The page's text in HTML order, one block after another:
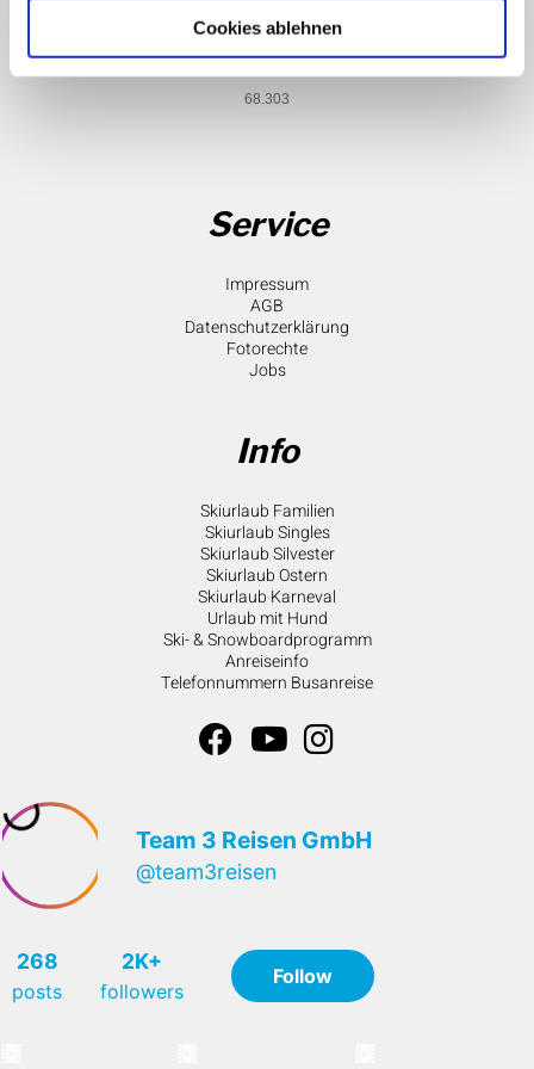
Cookies ablehnen
Archiv
Bed & Ski
Skiurlaub
68.303
Service
Impressum
AGB
Datenschutzerklärung
Fotorechte
Jobs
Info
Skiurlaub Familien
Skiurlaub Singles
Skiurlaub Silvester
Skiurlaub Ostern
Skiurlaub Karneval
Urlaub mit Hund
Ski- & Snowboardprogramm
Anreiseinfo
Telefonnummern Busanreise